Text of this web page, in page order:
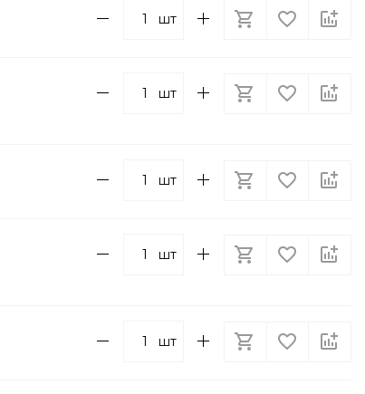
шт
шт
шт
шт
шт